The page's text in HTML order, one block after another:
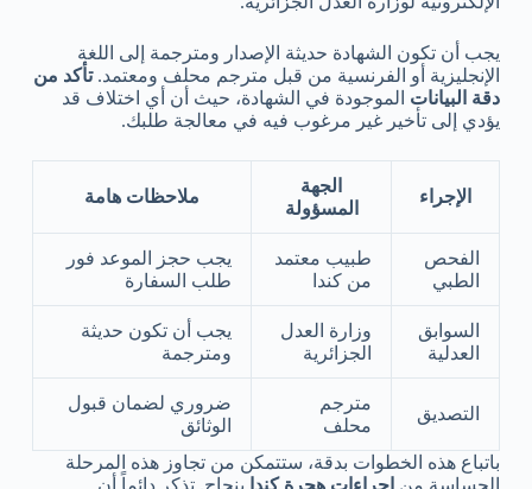
يجب أن تكون الشهادة حديثة الإصدار ومترجمة إلى اللغة
الإنجليزية أو الفرنسية من قبل مترجم محلف ومعتمد.تأكد من
دقة البيانات الموجودة في الشهادة، حيث أن أي اختلاف قد
يؤدي إلى تأخير غير مرغوب فيه في معالجة طلبك.
الإجراء
الجهة
المسؤولة
ملاحظات هامة
الفحص
الطبي
طبيب معتمد
من كندا
يجب حجز الموعد فور
طلب السفارة
السوابق
العدلية
وزارة العدل
الجزائرية
يجب أن تكون حديثة
ومترجمة
التصديق
مترجم
محلف
ضروري لضمان قبول
الوثائق
باتباع هذه الخطوات بدقة، ستتمكن من تجاوز هذه المرحلة
الحساسة من إجراءات هجرة كندا بنجاح. تذكر دائماً أن